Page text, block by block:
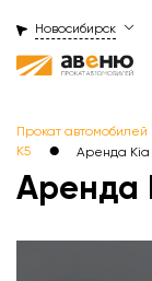
Новосибирск
Прокат автомобилей
K5
● Аренда Kia
Аренда